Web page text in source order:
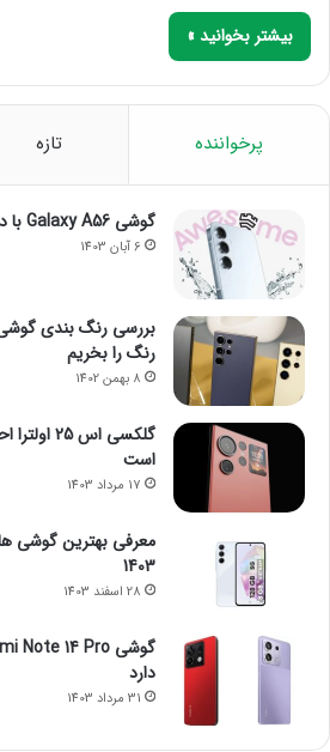
بیشتر بخوانید »
پرخواننده تازه
گوشی Galaxy A56 با دوربین بهتر همراه است
6 آبان 1403
رنگ را بخریم
8 بهمن 1402
است
17 مرداد 1403
1403
28 اسفند 1403
دارد
31 مرداد 1403